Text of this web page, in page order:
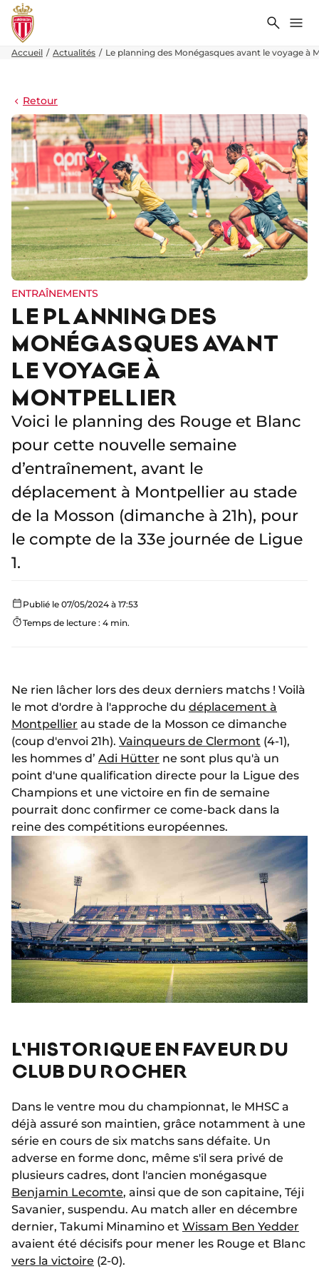
Accueil Actualités Le planning des Monégasques avant le voyage à
Retour
ENTRAÎNEMENTS
LE PLANNING DES
MONÉGASQUES AVANT
LE VOYAGE À
MONTPELLIER
Voici le planning des Rouge et Blanc
pour cette nouvelle semaine
d’entraînement, avant le
déplacement à Montpellier au stade
de la Mosson (dimanche à 21h), pour
le compte de la 33e journée de Ligue
1.
Publié le 07/05/2024 à 17:53
Temps de lecture : 4 min.
Ne rien lâcher lors des deux derniers matchs ! Voilà
le mot d'ordre à l'approche du déplacement à
Montpellier au stade de la Mosson ce dimanche
(coup d'envoi 21h). Vainqueurs de Clermont (4-1),
les hommes d’ Adi Hütter ne sont plus qu'à un
point d'une qualification directe pour la Ligue des
Champions et une victoire en fin de semaine
pourrait donc confirmer ce come-back dans la
reine des compétitions européennes.
L'HISTORIQUE EN FAVEUR DU
CLUB DU ROCHER
Dans le ventre mou du championnat, le MHSC a
déjà assuré son maintien, grâce notamment à une
série en cours de six matchs sans défaite. Un
adverse en forme donc, même s'il sera privé de
plusieurs cadres, dont l'ancien monégasque
Benjamin Lecomte, ainsi que de son capitaine, Téji
Savanier, suspendu. Au match aller en décembre
dernier, Takumi Minamino et Wissam Ben Yedder
avaient été décisifs pour mener les Rouge et Blanc
vers la victoire (2-0).